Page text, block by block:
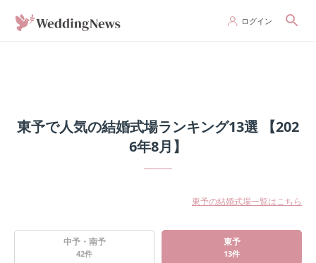
ログイン
東予で人気の結婚式場ランキング13選 【202
6年8月】
東予の結婚式場一覧はこちら
中予・南予
42件
東予
13件